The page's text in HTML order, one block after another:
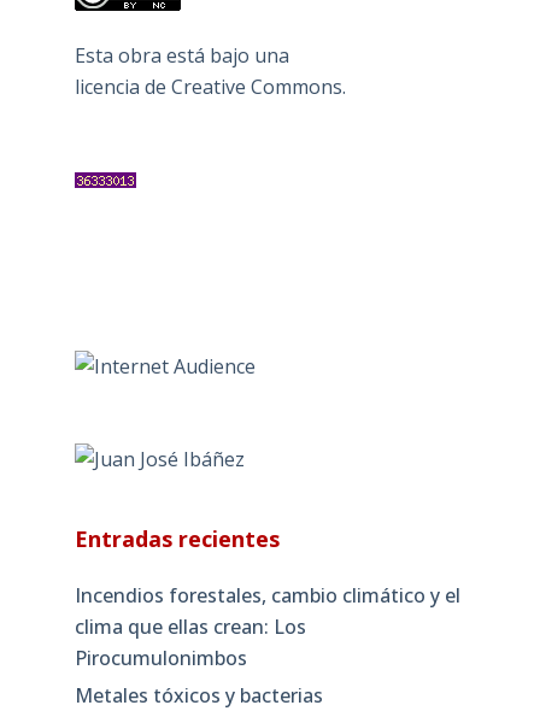
Esta obra está bajo una
licencia de Creative Commons.
Entradas recientes
Incendios forestales, cambio climático y el
clima que ellas crean: Los
Pirocumulonimbos
Metales tóxicos y bacterias